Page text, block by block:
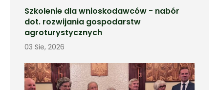
Szkolenie dla wnioskodawców - nabór
dot. rozwijania gospodarstw
agroturystycznych
03 Sie, 2026